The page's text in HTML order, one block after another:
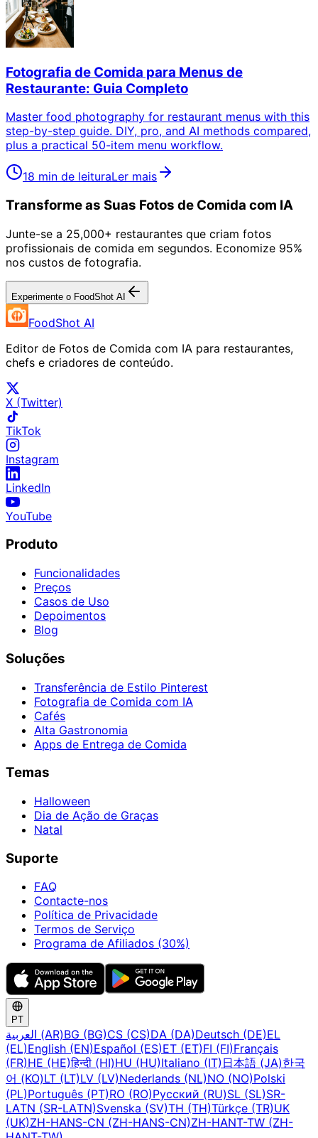
Fotografia de Comida para Menus de
Restaurante: Guia Completo
Master food photography for restaurant menus with this
step-by-step guide. DIY, pro, and AI methods compared,
plus a practical 50-item menu workflow.
18 min de leituraLer mais
Transforme as Suas Fotos de Comida com IA
Junte-se a 25,000+ restaurantes que criam fotos
profissionais de comida em segundos. Economize 95%
nos custos de fotografia.
Experimente o FoodShot AI
FoodShot AI
Editor de Fotos de Comida com IA para restaurantes,
chefs e criadores de conteúdo.
X (Twitter)
TikTok
Instagram
LinkedIn
YouTube
Produto
Funcionalidades
Preços
Casos de Uso
Depoimentos
Blog
Soluções
Transferência de Estilo Pinterest
Fotografia de Comida com IA
Cafés
Alta Gastronomia
Apps de Entrega de Comida
Temas
Halloween
Dia de Ação de Graças
Natal
Suporte
FAQ
Contacte-nos
Política de Privacidade
Termos de Serviço
Programa de Afiliados (30%)
PT
العربية (AR)BG (BG)CS (CS)DA (DA)Deutsch (DE)EL
(EL)English (EN)Español (ES)ET (ET)FI (FI)Français
(FR)HE (HE)हिन्दी (HI)HU (HU)Italiano (IT) 日本語 (JA)한국
어 (KO)LT (LT)LV (LV)Nederlands (NL)NO (NO)Polski
(PL)Português (PT)RO (RO)Русский (RU)SL (SL)SR-
LATN (SR-LATN)Svenska (SV)TH (TH)Türkçe (TR)UK
(UK)ZH-HANS-CN (ZH-HANS-CN)ZH-HANT-TW (ZH-